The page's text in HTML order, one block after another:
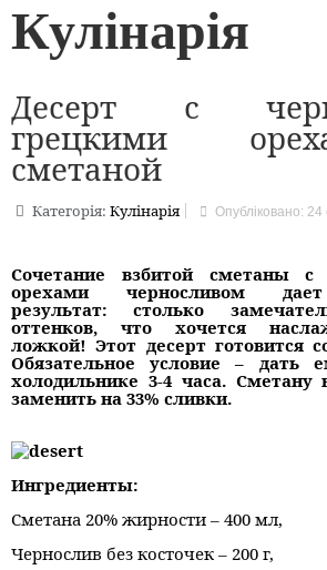
Кулінарія
Десерт с
грецкими
сметаной
Категорія:Кулінарія Опубліковано:
Сочетание взбитой сметаны
орехами черносливом
результат: столько
оттенков, что хочется
ложкой! Этот десерт готовится
Обязательное условие – дать
холодильнике 3-4 часа.
заменить на 33% сливки.
Ингредиенты:
Сметана 20% жирности – 400 мл,
Чернослив без косточек – 200 г,